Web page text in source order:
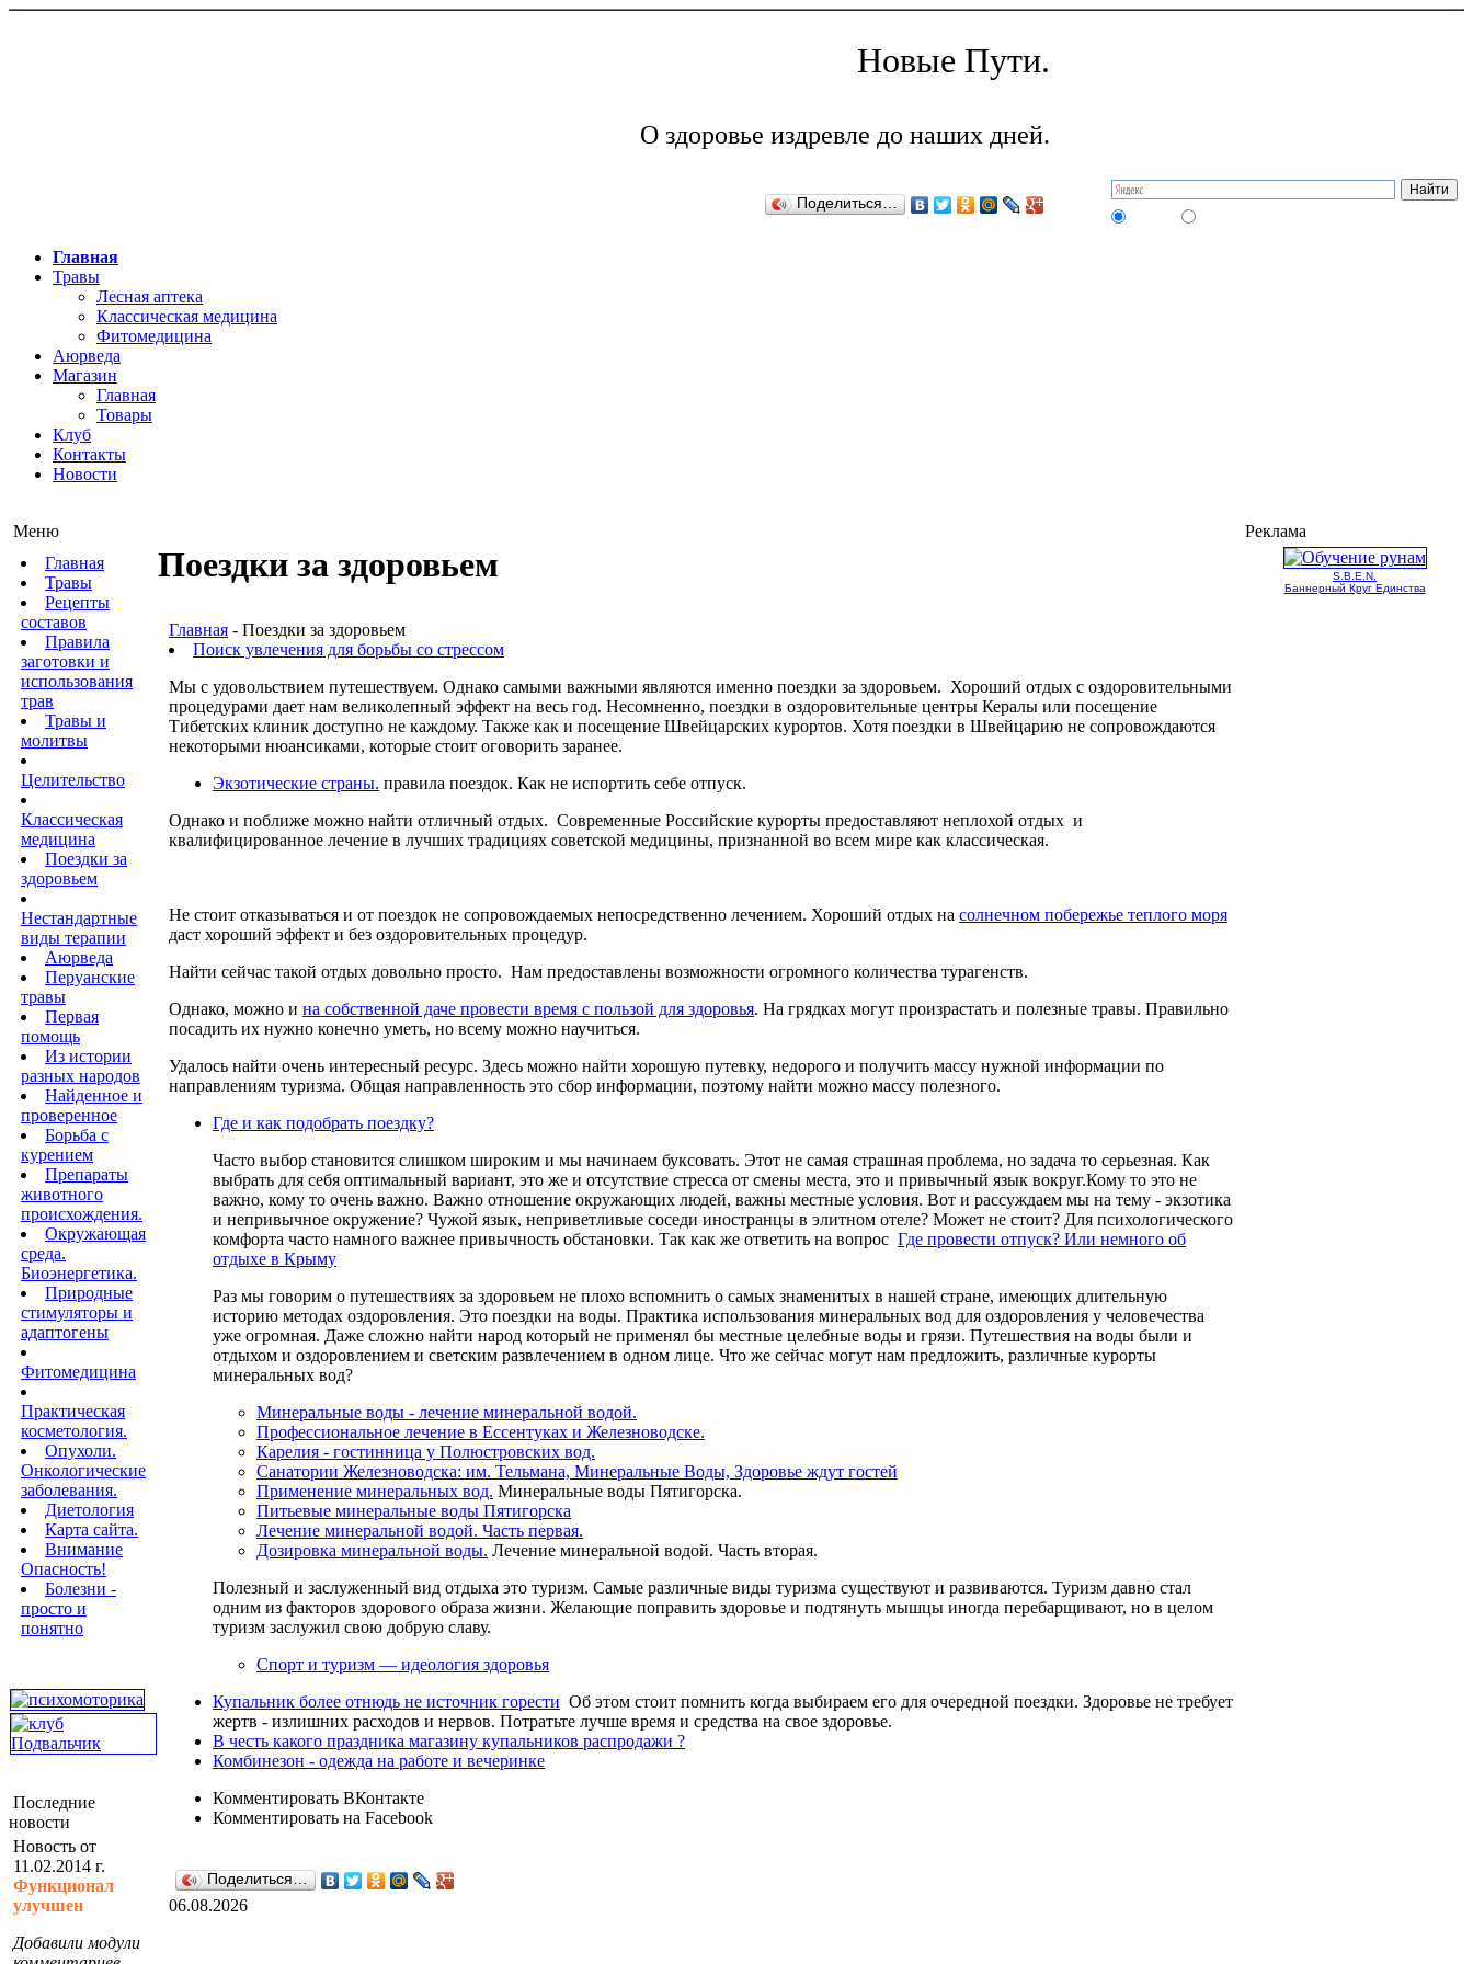
Новые Пути.
О здоровье издревле до наших дней.
Поделиться…
Главная
Травы
Лесная аптека
Классическая медицина
Фитомедицина
Аюрведа
Магазин
Главная
Товары
Клуб
Контакты
Новости
Меню
Главная
Травы
Рецепты
составов
Правила
заготовки и
использования
трав
Травы и
молитвы
Целительство
Классическая
медицина
Поездки за
здоровьем
Нестандартные
виды терапии
Аюрведа
Перуанские
травы
Первая
помощь
Из истории
разных народов
Найденное и
проверенное
Борьба с
курением
Препараты
животного
происхождения.
Окружающая
среда.
Биоэнергетика.
Природные
стимуляторы и
адаптогены
Фитомедицина
Практическая
косметология.
Опухоли.
Онкологические
заболевания.
Диетология
Карта сайта.
Внимание
Опасность!
Болезни -
просто и
понятно
Последние
новости
Новость от
11.02.2014 г.
Функционал
улучшен
Добавили модули
Поездки за здоровьем
Главная - Поездки за здоровьем
Поиск увлечения для борьбы со стрессом
Мы с удовольствием путешествуем. Однако самыми важными являются именно поездки за здоровьем. Хороший отдых с оздоровительными
процедурами дает нам великолепный эффект на весь год. Несомненно, поездки в оздоровительные центры Кералы или посещение
Тибетских клиник доступно не каждому. Также как и посещение Швейцарских курортов. Хотя поездки в Швейцарию не сопровождаются
некоторыми нюансиками, которые стоит оговорить заранее.
Экзотические страны. правила поездок. Как не испортить себе отпуск.
Однако и поближе можно найти отличный отдых. Современные Российские курорты предоставляют неплохой отдых и
квалифицированное лечение в лучших традициях советской медицины, признанной во всем мире как классическая.
Не стоит отказываться и от поездок не сопровождаемых непосредственно лечением. Хороший отдых на солнечном побережье теплого моря
даст хороший эффект и без оздоровительных процедур.
Найти сейчас такой отдых довольно просто. Нам предоставлены возможности огромного количества турагенств.
Однако, можно и на собственной даче провести время с пользой для здоровья. На грядках могут произрастать и полезные травы. Правильно
посадить их нужно конечно уметь, но всему можно научиться.
Удалось найти очень интересный ресурс. Здесь можно найти хорошую путевку, недорого и получить массу нужной информации по
направлениям туризма. Общая направленность это сбор информации, поэтому найти можно массу полезного.
Где и как подобрать поездку?
Часто выбор становится слишком широким и мы начинаем буксовать. Этот не самая страшная проблема, но задача то серьезная. Как
выбрать для себя оптимальный вариант, это же и отсутствие стресса от смены места, это и привычный язык вокруг.Кому то это не
важно, кому то очень важно. Важно отношение окружающих людей, важны местные условия. Вот и рассуждаем мы на тему - экзотика
и непривычное окружение? Чужой язык, неприветливые соседи иностранцы в элитном отеле? Может не стоит? Для психологического
комфорта часто намного важнее привычность обстановки. Так как же ответить на вопрос Где провести отпуск? Или немного об
отдыхе в Крыму
Раз мы говорим о путешествиях за здоровьем не плохо вспомнить о самых знаменитых в нашей стране, имеющих длительную
историю методах оздоровления. Это поездки на воды. Практика использования минеральных вод для оздоровления у человечества
уже огромная. Даже сложно найти народ который не применял бы местные целебные воды и грязи. Путешествия на воды были и
отдыхом и оздоровлением и светским развлечением в одном лице. Что же сейчас могут нам предложить, различные курорты
минеральных вод?
Минеральные воды - лечение минеральной водой.
Профессиональное лечение в Ессентуках и Железноводске.
Карелия - гостинница у Полюстровских вод.
Санатории Железноводска: им. Тельмана, Минеральные Воды, Здоровье ждут гостей
Применение минеральных вод. Минеральные воды Пятигорска.
Питьевые минеральные воды Пятигорска
Лечение минеральной водой. Часть первая.
Дозировка минеральной воды. Лечение минеральной водой. Часть вторая.
Полезный и заслуженный вид отдыха это туризм. Самые различные виды туризма существуют и развиваются. Туризм давно стал
одним из факторов здорового образа жизни. Желающие поправить здоровье и подтянуть мышцы иногда перебарщивают, но в целом
туризм заслужил свою добрую славу.
Спорт и туризм — идеология здоровья
Купальник более отнюдь не источник горести Об этом стоит помнить когда выбираем его для очередной поездки. Здоровье не требует
жертв - излишних расходов и нервов. Потратьте лучше время и средства на свое здоровье.
В честь какого праздника магазину купальников распродажи ?
Комбинезон - одежда на работе и вечеринке
Комментировать ВКонтакте
Комментировать на Facebook
Поделиться…
06.08.2026
Реклама
S.B.E.N.
Баннерный Круг Единства